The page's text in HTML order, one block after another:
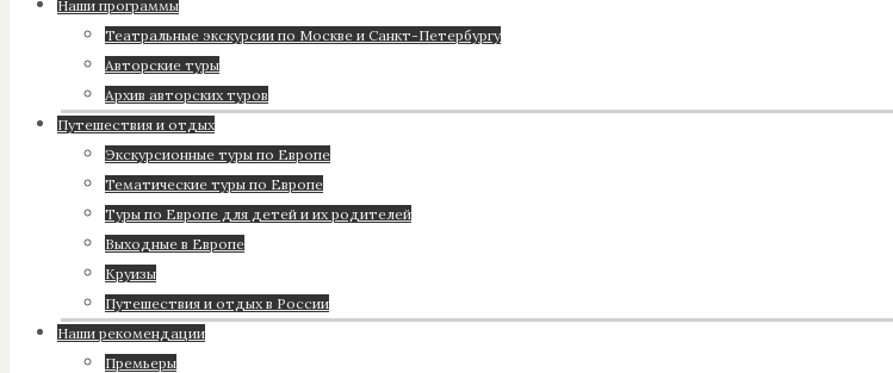
Наши программы
Театральные экскурсии по Москве и Санкт-Петербургу
Авторские туры
Архив авторских туров
Путешествия и отдых
Экскурсионные туры по Европе
Тематические туры по Европе
Туры по Европе для детей и их родителей
Выходные в Европе
Круизы
Путешествия и отдых в России
Наши рекомендации
Премьеры